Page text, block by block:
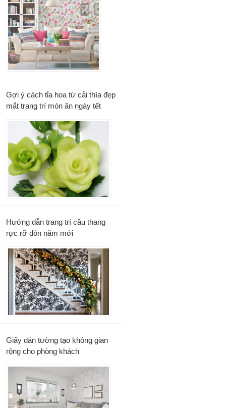
Gợi ý cách tỉa hoa từ cải thìa đẹp
mắt trang trí món ăn ngày tết
Hướng dẫn trang trí cầu thang
rực rỡ đón năm mới
Giấy dán tường tạo không gian
rộng cho phòng khách